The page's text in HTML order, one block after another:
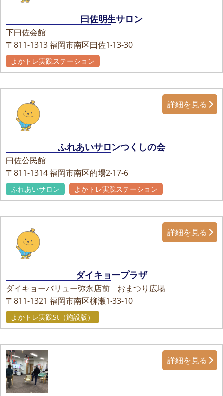
曰佐明生サロン
下曰佐会館
〒811-1313福岡市南区曰佐1-13-30
よかトレ実践ステーション
ふれあいサロンつくしの会
曰佐公民館
〒811-1314福岡市南区的場2-17-6
詳細を見る
ふれあいサロン よかトレ実践ステーション
ダイキョープラザ
ダイキョーバリュー弥永店前 おまつり広場
〒811-1321 福岡市南区柳瀬1-33-10
詳細を見る
よかトレ実践St（施設版）
詳細を見る